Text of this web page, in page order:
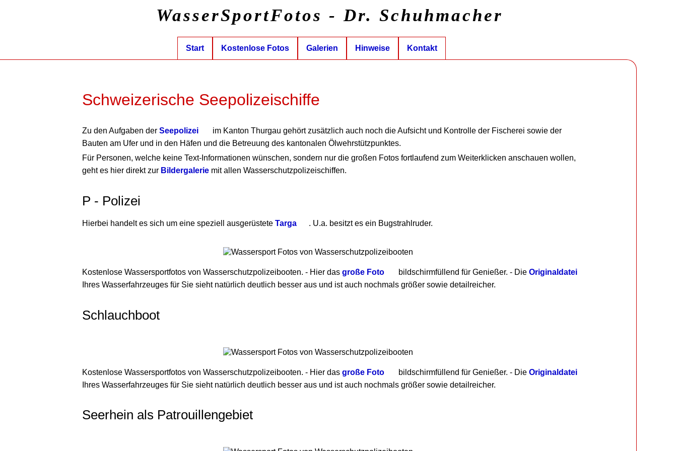
Schweizerische Seepolizeischiffe
Zu den Aufgaben der Seepolizei
im Kanton Thurgau gehört zusätzlich auch noch die Aufsicht und Kontrolle der Fischerei sowie der
Bauten am Ufer und in den Häfen und die Betreuung des kantonalen Ölwehrstützpunktes.
Für Personen, welche keine Text-Informationen wünschen, sondern nur die großen Fotos fortlaufend zum Weiterklicken anschauen wollen,
geht es hier direkt zur Bildergaleriemit allen Wasserschutzpolizeischiffen.
P - Polizei
Hierbei handelt es sich um eine speziell ausgerüstete Targa . U.a. besitzt es ein Bugstrahlruder.
Kostenlose Wassersportfotos von Wasserschutzpolizeibooten. - Hier das große Foto bildschirmfüllend für Genießer. - Die Originaldatei
Ihres Wasserfahrzeuges für Sie sieht natürlich deutlich besser aus und ist auch nochmals größer sowie detailreicher.
Schlauchboot
Kostenlose Wassersportfotos von Wasserschutzpolizeibooten. - Hier das große Foto bildschirmfüllend für Genießer. - Die Originaldatei
Ihres Wasserfahrzeuges für Sie sieht natürlich deutlich besser aus und ist auch nochmals größer sowie detailreicher.
Seerhein als Patrouillengebiet
WasserSportFotos - Dr. Schuhmacher
Start Kostenlose Fotos Galerien Hinweise Kontakt